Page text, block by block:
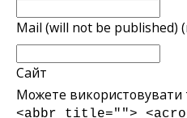
Mail (will not be published)
Сайт
Можете використовувати
<abbr title="">